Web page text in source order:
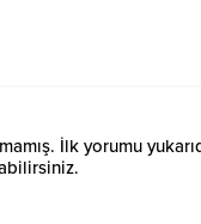
İlk yorumu